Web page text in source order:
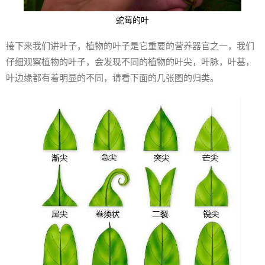
蛇莓的叶
接下来我们讲叶子，植物的叶子是它重要的营养器官之一，我们
仔细观察植物的叶子，会发现不同的植物的叶尖，叶脉，叶基，
叶边缘都有着明显的不同，请看下面的几张图的归类。